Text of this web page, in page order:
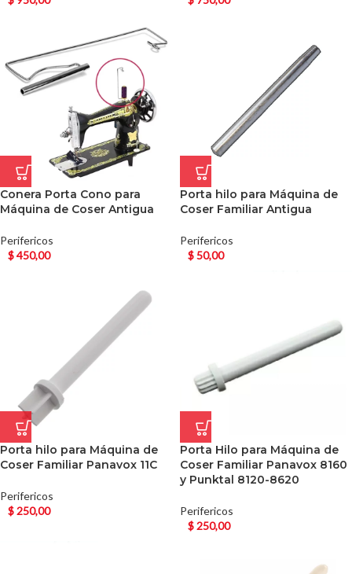
Conera Porta Cono para
Máquina de Coser Antigua
Perifericos
$450,00
Porta hilo para Máquina de
Coser Familiar Antigua
Perifericos
$50,00
Porta hilo para Máquina de
Coser Familiar Panavox 11C
Perifericos
$250,00
Porta Hilo para Máquina de
Coser Familiar Panavox 8160
y Punktal 8120-8620
Perifericos
$250,00